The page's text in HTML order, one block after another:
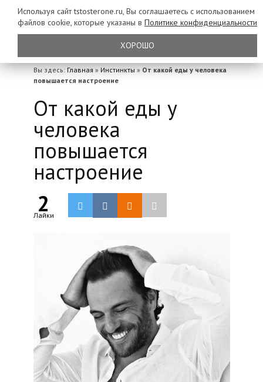
Вы здесь: Главная » Инстинкты » От какой еды у человека
повышается настроение
От какой еды у
человека
повышается
настроение
2
Лайки
Используя сайт tstosterone.ru, Вы соглашаетесь с использованием
файлов cookie, которые указаны в Политике конфиденциальности
ХОРОШО